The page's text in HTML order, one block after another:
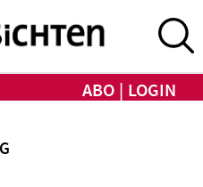
ABO LOGIN